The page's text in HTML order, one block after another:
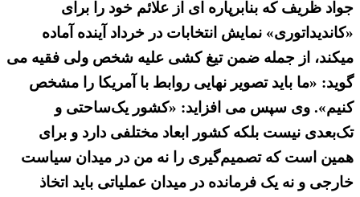
جواد ظریف که بنابرپاره ای از علائم خود را برای
«کاندیداتوری» نمایش انتخابات در خرداد آینده آماده
میکند، از جمله ضمن تیغ کشی علیه شخص ولی فقیه می
گوید: «ما باید تصویر نهایی روابط با آمریکا را مشخص
کنیم». وی سپس می افزاید: «کشور یک‌ساحتی و
تک‌بعدی نیست بلکه کشور ابعاد مختلفی دارد و برای
همین است که تصمیم‌گیری را نه من در میدان سیاست
خارجی و نه یک فرمانده در میدان عملیاتی باید اتخاذ